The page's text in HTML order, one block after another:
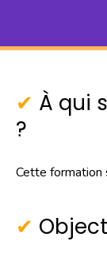
À qui
?
Cette formation